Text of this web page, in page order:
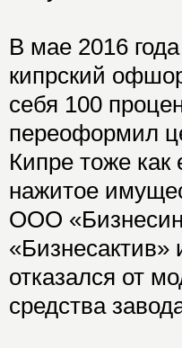
В мае 2016
кипрский
себя 100
переоформил
Кипре тоже как
нажитое
ООО
отказался от
средства